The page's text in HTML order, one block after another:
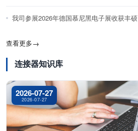
我司参展2026年德国慕尼黑电子展收获丰硕
查看更多→
连接器知识库
2026-07-27
2026-07-27